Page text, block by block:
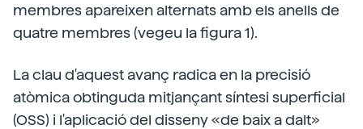
membres apareixen alternats amb els anells de
quatre membres (vegeu la figura 1).
La clau d'aquest avanç radica en la precisió
atòmica obtinguda mitjançant síntesi superficial
(OSS) i l'aplicació del disseny «de baix a dalt»